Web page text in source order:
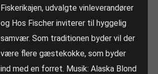
Fiskerikajen, udvalgte vinleverandører
og Hos Fischer inviterer til hyggelig
samvær. Som traditionen byder vil der
være flere gæstekokke, som byder
ind med en forret. Musik: Alaska Blond